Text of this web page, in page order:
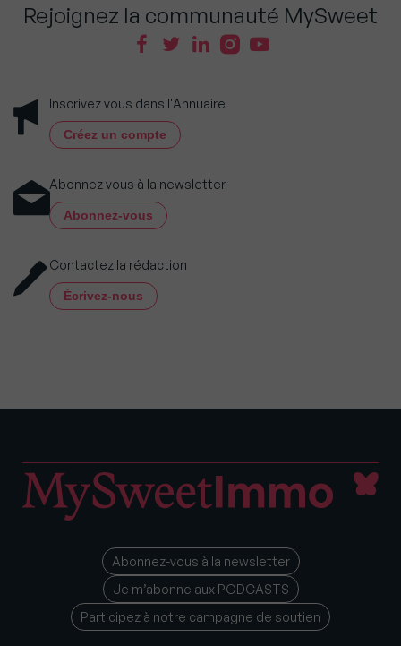
Rejoignez la communauté MySweet
Inscrivez vous dans l'Annuaire
Créez un compte
Abonnez vous à la newsletter
Abonnez-vous
Contactez la rédaction
Écrivez-nous
Abonnez-vous à la newsletter
Je m’abonne aux PODCASTS
Participez à notre campagne de soutien